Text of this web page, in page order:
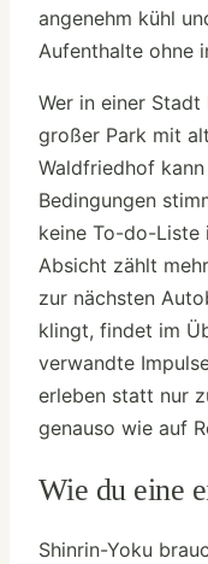
angenehm kühl
Aufenthalte ohne
Wer in einer
großer Park mit
Waldfriedhof
Bedingungen
keine To-do-Liste
Absicht zählt
zur nächsten
klingt, findet im
verwandte
erleben statt nur
genauso wie auf
Wie du eine
Shinrin-Yoku